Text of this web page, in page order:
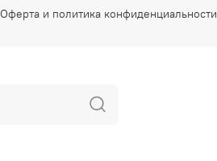
Оферта и политика конфиденциальности